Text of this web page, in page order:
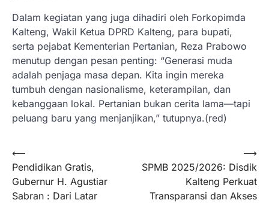
Dalam kegiatan yang juga dihadiri oleh Forkopimda
Kalteng, Wakil Ketua DPRD Kalteng, para bupati,
serta pejabat Kementerian Pertanian, Reza Prabowo
menutup dengan pesan penting: “Generasi muda
adalah penjaga masa depan. Kita ingin mereka
tumbuh dengan nasionalisme, keterampilan, dan
kebanggaan lokal. Pertanian bukan cerita lama—tapi
peluang baru yang menjanjikan,” tutupnya.(red)
Navigasi
pos
⟵
Pendidikan Gratis,
Gubernur H. Agustiar
Sabran : Dari Latar
SPMB 2025/2026: Disdik
Kalteng Perkuat
Transparansi dan Akses
⟶